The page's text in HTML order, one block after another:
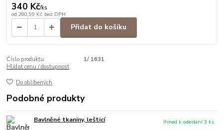
340 Kč/ks
od 280,99 Kč bez DPH
Přidat do košíku
Číslo produktu:
1/ 1631
Hlídat cenu / dostupnost
Do oblíbených
Podobné produkty
Bavlněné tkaniny, lešticí Ihned k odeslání 3 ks